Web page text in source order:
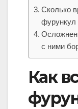
Сколько
фурункул
с ними
Как